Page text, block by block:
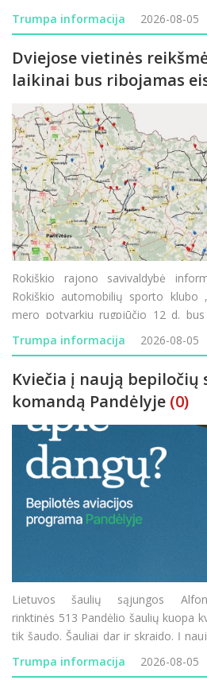
paleistos naujos valstybinių numerio
šio etapo n
Trumpa informacija 2026-08-05
Dviejose vietinės
laikinai bus ribojamas
Rokiškio rajono savivaldybė
Rokiškio automobilių sporto klubo
mero potvarkiu rugpjūčio 12 d. bus
rajono vietinės reikšmės keliuose: JD-
Trumpa informacija 2026-08-05
Kviečia į naują bepiločių
komandą Pandėlyje (0)
Lietuvos šaulių sąjungos
rinktinės 513 Pandėlio šaulių kuopa
tik šaudo. Šauliai dar ir skraido. Į
komandą Pandėlyje kviečiame visus –
Trumpa informacija 2026-08-05